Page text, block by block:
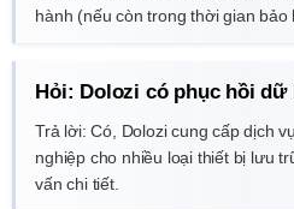
hành (nếu còn trong thời gian bảo
Hỏi: Dolozi có phục hồi dữ
Trả lời: Có, Dolozi cung cấp dịch
nghiệp cho nhiều loại thiết bị lưu
vấn chi tiết.